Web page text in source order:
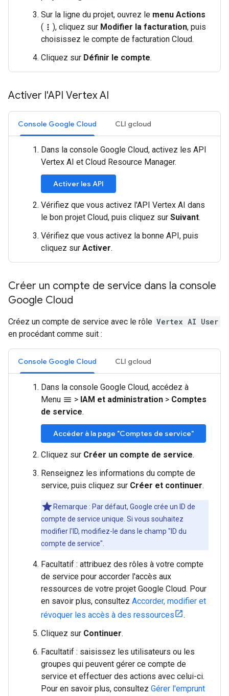
Sur la ligne du projet, ouvrez le menu Actions
( more_vert ), cliquez sur Modifier la facturation, puis
choisissez le compte de facturation Cloud.
Cliquez sur Définir le compte.
Activer l'API Vertex AI
Console Google Cloud CLI gcloud
Dans la console Google Cloud, activez les API
Vertex AI et Cloud Resource Manager.
Activer les API
Vérifiez que vous activez l'API Vertex AI dans
le bon projet Cloud, puis cliquez sur Suivant.
Vérifiez que vous activez la bonne API, puis
cliquez sur Activer.
Créer un compte de service dans la console
Google Cloud
Créez un compte de service avec le rôle Vertex AI User
en procédant comme suit :
Console Google Cloud CLI gcloud
Dans la console Google Cloud, accédez à
Menu menu > IAM et administration > Comptes
de service.
Accéder à la page "Comptes de service"
Cliquez sur Créer un compte de service.
Renseignez les informations du compte de
service, puis cliquez sur Créer et continuer.
Remarque : Par défaut, Google crée un ID de
compte de service unique. Si vous souhaitez
modifier l'ID, modifiez-le dans le champ "ID du
compte de service".
Facultatif : attribuez des rôles à votre compte
de service pour accorder l'accès aux
ressources de votre projet Google Cloud. Pour
en savoir plus, consultez Accorder, modifier et
révoquer les accès à des ressources
.
Cliquez sur Continuer.
Facultatif : saisissez les utilisateurs ou les
groupes qui peuvent gérer ce compte de
service et effectuer des actions avec celui-ci.
Pour en savoir plus, consultez Gérer l'emprunt